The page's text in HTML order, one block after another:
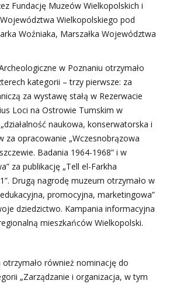
Fundację Muzeów Wielkopolskich i
Wielkopolskiego pod
Woźniaka, Marszałka Województwa
w Poznaniu otrzymało
kategorii – trzy pierwsze: za
za wystawę stałą w Rezerwacie
Loci na Ostrowie Tumskim w
naukowa, konserwatorska i
za opracowanie „Wczesnobrązowa
Badania 1964-1968” i w
za publikację „Tell el-Farkha
Drugą nagrodę muzeum otrzymało w
promocyjna, marketingowa”
dziedzictwo. Kampania informacyjna
mieszkańców Wielkopolski.
również nominację do
„Zarządzanie i organizacja, w tym